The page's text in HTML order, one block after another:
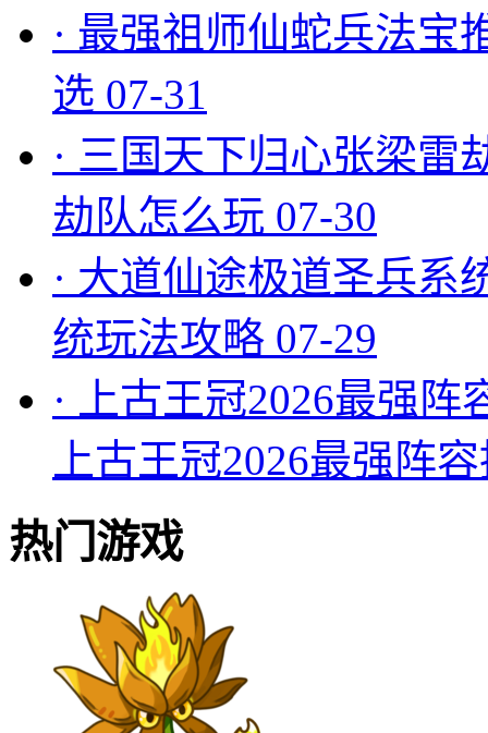
· 最强祖师仙蛇兵法宝
选 07-31
· 三国天下归心张梁雷
劫队怎么玩 07-30
· 大道仙途极道圣兵系
统玩法攻略 07-29
·
上古王冠2026最强
上古王冠2026最强阵
热门游戏